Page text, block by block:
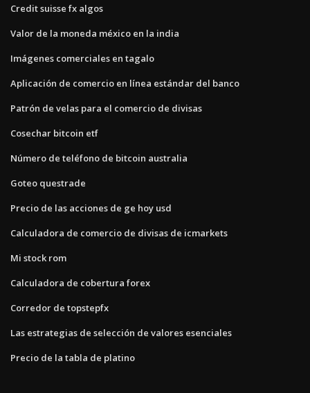
Credit suisse fx algos
Valor de la moneda méxico en la india
Imágenes comerciales en tagalo
Aplicación de comercio en línea estándar del banco
Patrón de velas para el comercio de divisas
Cosechar bitcoin etf
Número de teléfono de bitcoin australia
Goteo questrade
Precio de las acciones de ge hoy usd
Calculadora de comercio de divisas de icmarkets
Mi stock rom
Calculadora de cobertura forex
Corredor de topstepfx
Las estrategias de selección de valores esenciales
Precio de la tabla de platino